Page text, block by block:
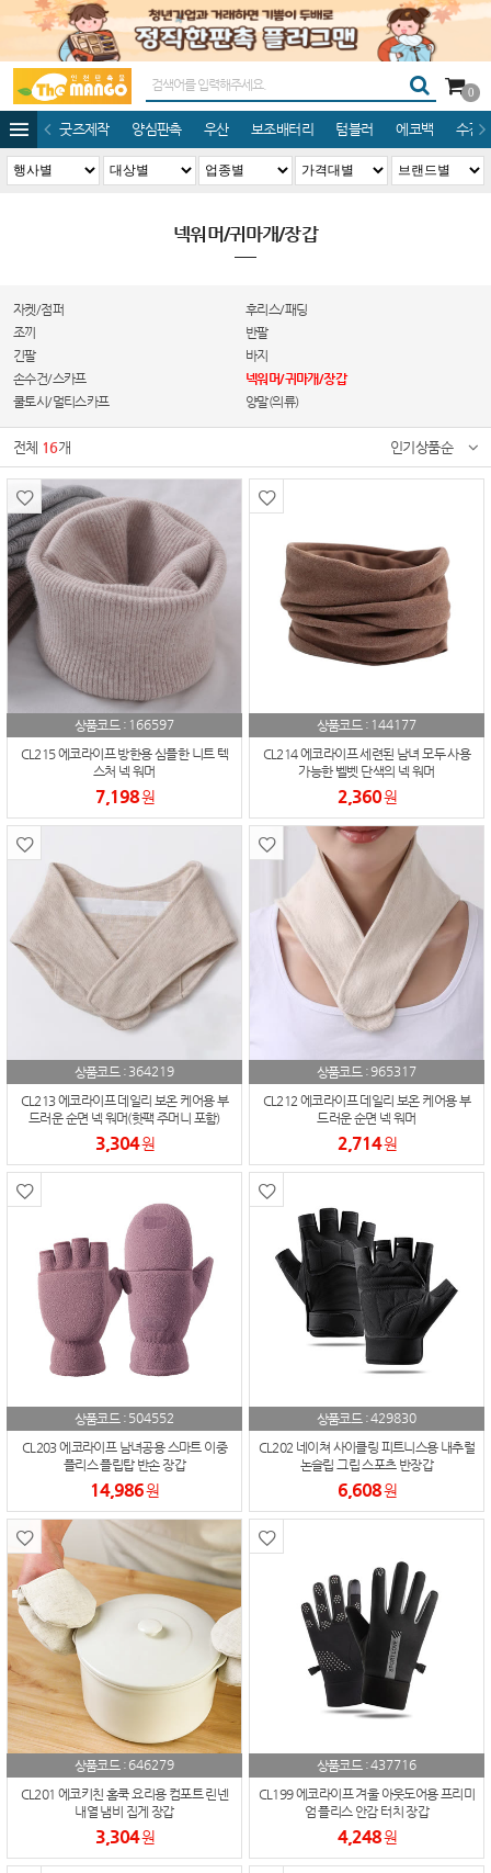
0
굿즈제작 양심판촉 우산 보조배터리 텀블러 에코백 수건/
넥워머/귀마개/장갑
자켓/점퍼
후리스/패딩
조끼
반팔
긴팔
바지
손수건/스카프
넥워머/귀마개/장갑
쿨토시/멀티스카프
양말(의류)
전체 16개 인기상품순
상품코드 : 166597
CL215 에코라이프 방한용 심플한 니트 텍
스처 넥 워머
7,198원
상품코드 : 144177
CL214 에코라이프 세련된 남녀 모두 사용
가능한 벨벳 단색의 넥 워머
2,360원
상품코드 : 364219
CL213 에코라이프 데일리 보온 케어용 부
드러운 순면 넥 워머(핫팩 주머니 포함)
3,304원
상품코드 :965317
CL212 에코라이프 데일리 보온 케어용 부
드러운 순면 넥 워머
2,714원
상품코드 : 504552
CL203 에코라이프 남녀공용 스마트 이중
플리스 플립탑 반손 장갑
14,986원
상품코드 :429830
CL202 네이쳐 사이클링 피트니스용 내추럴
논슬립 그립 스포츠 반장갑
6,608원
상품코드 : 646279
CL201 에코키친 홈쿡 요리용 컴포트 린넨
내열 냄비 집게 장갑
3,304원
상품코드 :437716
CL199 에코라이프 겨울 아웃도어용 프리미
엄 플리스 안감 터치 장갑
4,248원